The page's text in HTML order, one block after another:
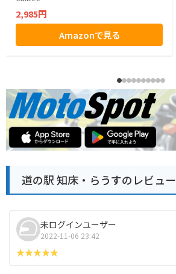
2,985円
Amazonで見る
道の駅 知床・らうすのレビュー
未ログインユーザー
2022-11-06 23:42